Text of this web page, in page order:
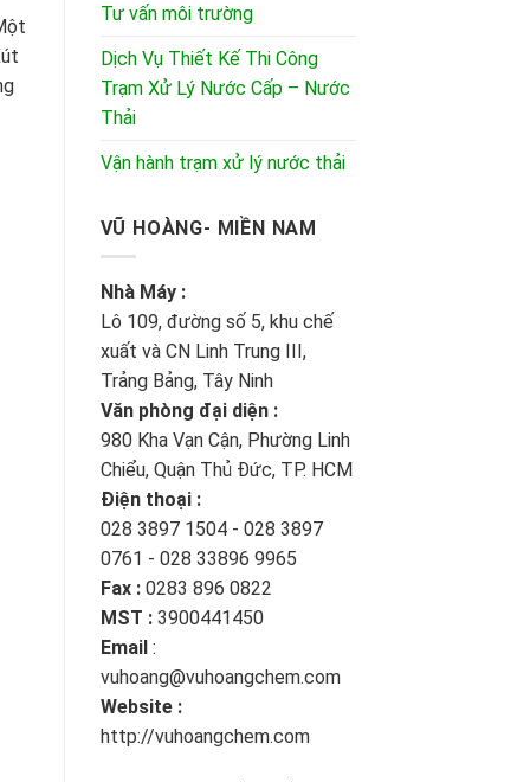
Tư vấn môi trường
Dịch Vụ Thiết Kế Thi Công
Trạm Xử Lý Nước Cấp – Nước
Thải
Vận hành trạm xử lý nước thải
VŨ HOÀNG- MIỀN NAM
Nhà Máy :
Lô 109, đường số 5, khu chế
xuất và CN Linh Trung III,
Trảng Bảng, Tây Ninh
Văn phòng đại diện :
980 Kha Vạn Cận, Phường Linh
Chiểu, Quận Thủ Đức, TP. HCM
Điện thoại :
028 3897 1504 - 028 3897
0761 - 028 33896 9965
Fax : 0283 896 0822
MST : 3900441450
Email :
vuhoang@vuhoangchem.com
Website :
http://vuhoangchem.com